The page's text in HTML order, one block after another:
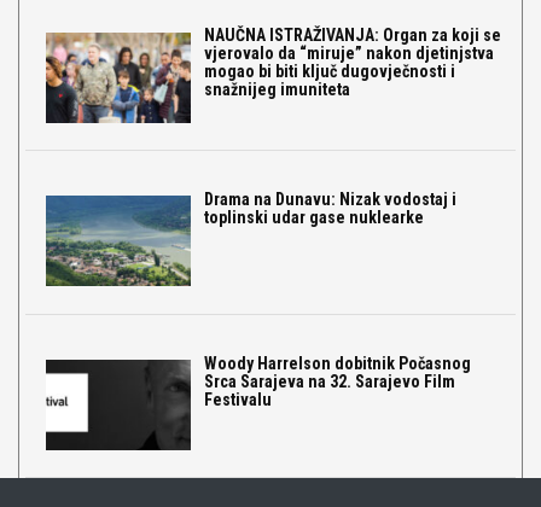
NAUČNA ISTRAŽIVANJA: Organ za koji se
vjerovalo da “miruje” nakon djetinjstva
mogao bi biti ključ dugovječnosti i
snažnijeg imuniteta
Drama na Dunavu: Nizak vodostaj i
toplinski udar gase nuklearke
Woody Harrelson dobitnik Počasnog
Srca Sarajeva na 32. Sarajevo Film
Festivalu